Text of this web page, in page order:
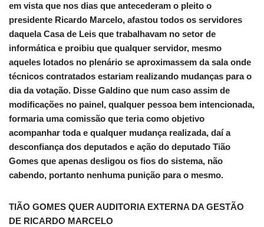
em vista que nos dias que antecederam o pleito o
presidente Ricardo Marcelo, afastou todos os servidores
daquela Casa de Leis que trabalhavam no setor de
informática e proibiu que qualquer servidor, mesmo
aqueles lotados no plenário se aproximassem da sala onde
técnicos contratados estariam realizando mudanças para o
dia da votação. Disse Galdino que num caso assim de
modificações no painel, qualquer pessoa bem intencionada,
formaria uma comissão que teria como objetivo
acompanhar toda e qualquer mudança realizada, daí a
desconfiança dos deputados e ação do deputado Tião
Gomes que apenas desligou os fios do sistema, não
cabendo, portanto nenhuma punição para o mesmo.
TIÃO GOMES QUER AUDITORIA EXTERNA DA GESTÃO
DE RICARDO MARCELO